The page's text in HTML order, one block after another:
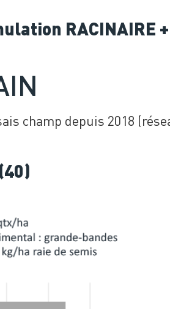
RACINAIRE
champ depuis 2018